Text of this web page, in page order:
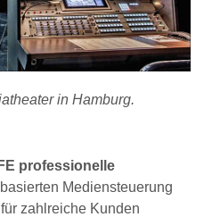
in Hamburg.
professionelle
Mediensteuerung
zahlreiche Kunden